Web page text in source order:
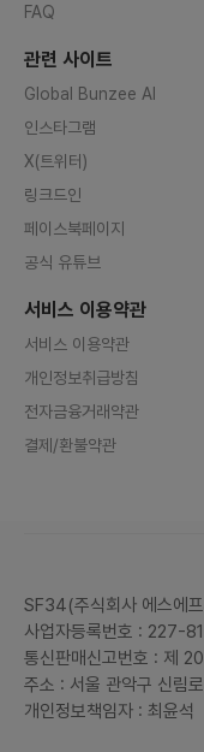
FAQ
관련 사이트
Global Bunzee AI
인스타그램
X(트위터)
링크드인
페이스북페이지
공식 유튜브
서비스 이용약관
서비스 이용약관
개인정보취급방침
전자금융거래약관
결제/환불약관
SF34(주식회사 에스에
사업자등록번호 : 227-
통신판매신고번호 : 제
주소 : 서울 관악구 신림
개인정보책임자 : 최윤석